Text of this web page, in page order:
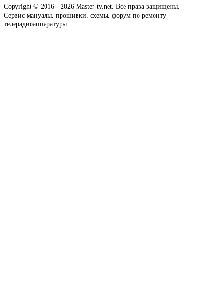
Copyright © 2016 - 2026 Master-tv.net. Все права защищены.
Сервис мануалы, прошивки, схемы, форум по ремонту
телерадиоаппаратуры.